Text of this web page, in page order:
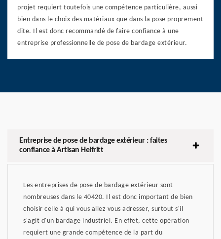
projet requiert toutefois une compétence particulière, aussi
bien dans le choix des matériaux que dans la pose proprement
dite. Il est donc recommandé de faire confiance à une
entreprise professionnelle de pose de bardage extérieur.
Entreprise de pose de bardage extérieur : faites
confiance à Artisan Helfritt
Les entreprises de pose de bardage extérieur sont
nombreuses dans le 40420. Il est donc important de bien
choisir celle à qui vous allez vous adresser, surtout s'il
s'agit d'un bardage industriel. En effet, cette opération
requiert une grande compétence de la part du